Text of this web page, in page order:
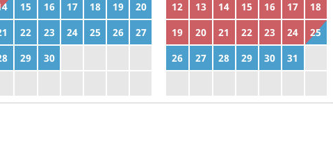
15 16 17 18 19
20
22 23 24 25 26
27
29 30
12
13 14 15 16 17
18
19
20 21 22 23 24
25
26
27 28 29 30 31